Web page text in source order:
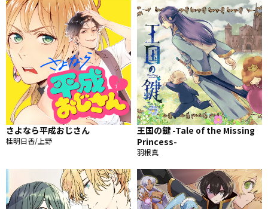
さよなら平成おじさん
桂明日香/上野
王国の鍵 -Tale of the Missing
Princess-
羽根真